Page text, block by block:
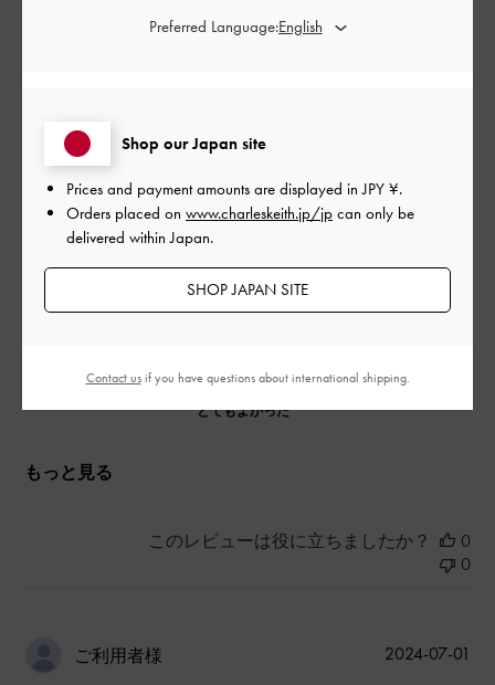
華奢なサンダルは女性らしさをアップしてくれます。かかとが
ほそいわりには安定感がある印象です。
アンクルのストラップがまた可愛いと思います。
サイズ: 35/22.5cm |カラー:
デザイン
とてもよかった
もっと見る
このレビューは役に立ちましたか？
0
0
ご利用者様 2024-07-01
Shop our Japan site
Prices and payment amounts are displayed inJPY ¥.
Orders placed on www.charleskeith.jp/jp can only be
delivered within Japan.
SHOP JAPAN SITE
Preferred Language:
Contact usif you have questions about international shipping.